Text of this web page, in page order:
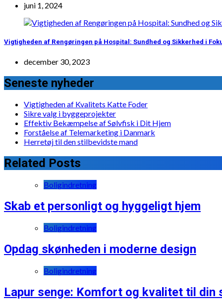
juni 1, 2024
Vigtigheden af Rengøringen på Hospital: Sundhed og Sikkerhed i
december 30, 2023
Seneste nyheder
Vigtigheden af Kvalitets Katte Foder
Sikre valg i byggeprojekter
Effektiv Bekæmpelse af Sølvfisk i Dit Hjem
Forståelse af Telemarketing i Danmark
Herretøj til den stilbevidste mand
Related Posts
Boligindretning
Skab et personligt og hyggeligt hjem
Boligindretning
Opdag skønheden i moderne design
Boligindretning
Lapur senge: Komfort og kvalitet til din